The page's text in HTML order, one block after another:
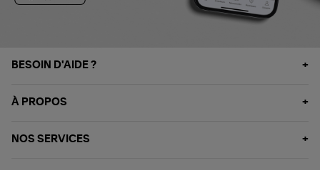
BESOIN D'AIDE ?
À PROPOS
NOS SERVICES